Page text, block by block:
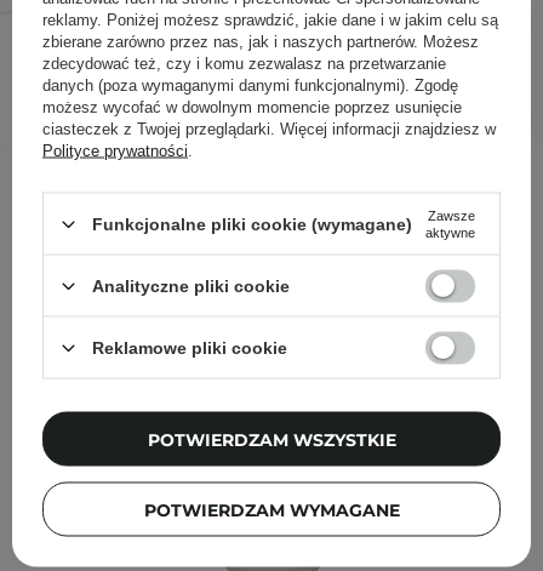
69,90 zł /szt.
DODAJ DO KOSZYKA
reklamy. Poniżej możesz sprawdzić, jakie dane i w jakim celu są
zbierane zarówno przez nas, jak i naszych partnerów. Możesz
zdecydować też, czy i komu zezwalasz na przetwarzanie
danych (poza wymaganymi danymi funkcjonalnymi). Zgodę
możesz wycofać w dowolnym momencie poprzez usunięcie
ciasteczek z Twojej przeglądarki. Więcej informacji znajdziesz w
Polityce prywatności
Funkcjonalne pliki cookie (wymagane)
Zawsze
aktywne
Analityczne pliki cookie
Reklamowe pliki cookie
POTWIERDZAM WYMAGANE
POTWIERDZAM WSZYSTKIE